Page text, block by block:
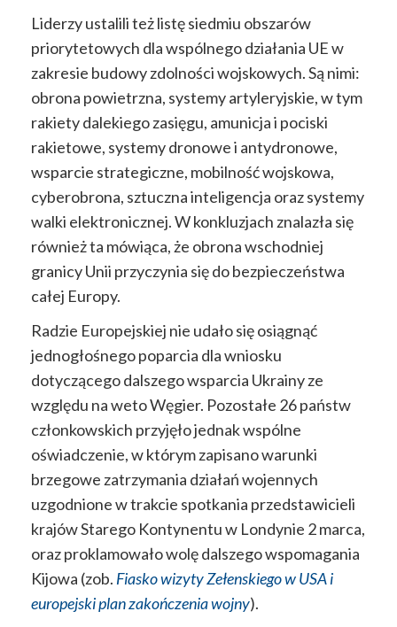
Liderzy ustalili też listę siedmiu obszarów
priorytetowych dla wspólnego działania UE w
zakresie budowy zdolności wojskowych. Są nimi:
obrona powietrzna, systemy artyleryjskie, w tym
rakiety dalekiego zasięgu, amunicja i pociski
rakietowe, systemy dronowe i antydronowe,
wsparcie strategiczne, mobilność wojskowa,
cyberobrona, sztuczna inteligencja oraz systemy
walki elektronicznej. W konkluzjach znalazła się
również ta mówiąca, że obrona wschodniej
granicy Unii przyczynia się do bezpieczeństwa
całej Europy.
Radzie Europejskiej nie udało się osiągnąć
jednogłośnego poparcia dla wniosku
dotyczącego dalszego wsparcia Ukrainy ze
względu na weto Węgier. Pozostałe 26 państw
członkowskich przyjęło jednak wspólne
oświadczenie, w którym zapisano warunki
brzegowe zatrzymania działań wojennych
uzgodnione w trakcie spotkania przedstawicieli
krajów Starego Kontynentu w Londynie 2 marca,
oraz proklamowało wolę dalszego wspomagania
Kijowa (zob. Fiasko wizyty Zełenskiego w USA i
europejski plan zakończenia wojny).